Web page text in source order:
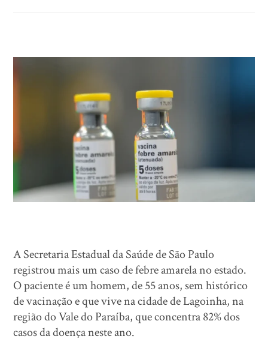
A Secretaria Estadual da Saúde de São Paulo
registrou mais um caso de febre amarela no estado.
O paciente é um homem, de 55 anos, sem histórico
de vacinação e que vive na cidade de Lagoinha, na
região do Vale do Paraíba, que concentra 82% dos
casos da doença neste ano.